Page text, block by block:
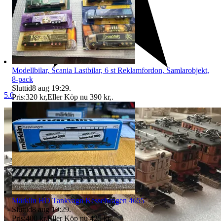
5.0
Modellbilar, Scania Lastbilar, 6 st Reklamfordon, Samlarobjekt,
8-pack
Sluttid8 aug 19:29.
Pris:320 kr,Eller Köp nu 390 kr,.
Märklin HO Tankvagn Kesselwagen 4655
Sluttid8 aug 19:29.
Pris:400 kr,Eller Köp nu 425 kr,.